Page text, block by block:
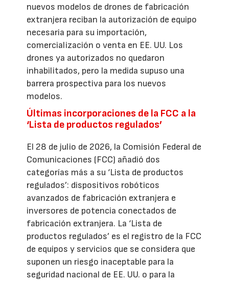
nuevos modelos de drones de fabricación
extranjera reciban la autorización de equipo
necesaria para su importación,
comercialización o venta en EE. UU. Los
drones ya autorizados no quedaron
inhabilitados, pero la medida supuso una
barrera prospectiva para los nuevos
modelos.
Últimas incorporaciones de la FCC a la
‘Lista de productos regulados’
El 28 de julio de 2026, la Comisión Federal de
Comunicaciones (FCC) añadió dos
categorías más a su ‘Lista de productos
regulados’: dispositivos robóticos
avanzados de fabricación extranjera e
inversores de potencia conectados de
fabricación extranjera. La ‘Lista de
productos regulados’ es el registro de la FCC
de equipos y servicios que se considera que
suponen un riesgo inaceptable para la
seguridad nacional de EE. UU. o para la